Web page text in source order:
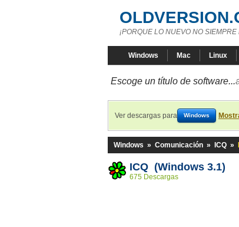
¡PORQUE LO NUEVO NO SIEMPRE
Windows Mac Linux
Escoge un título de software...
Ver descargas para Windows
Windows » Comunicación » ICQ »
ICQ (Windows 3.1)
675 Descargas